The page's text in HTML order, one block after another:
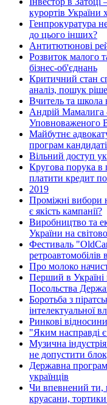
курортів України
Генпрокуратура
до цього інших?
Антитютюнові
Розвиток малого
бізнес-об'єднань
Критичний стан
аналіз, пошук
Вчитель та школа
Андрій Мамалига
Уповноваженого
Майбутнє
програм
Вільний доступ
Кругова порука в
платити кредит
2019
Проміжні вибори
є якість кампанії?
Виробництво та
України на
Фестиваль
ретроавтомобілів
Про молоко
Перший в Україні
Посольства
Боротьба з
інтелектуальної
Ринкові
"Яким насправді є
Музична
не допустити
Державна
українців
Чи впевнений ти,
круасани,